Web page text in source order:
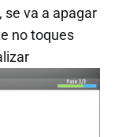
se va a apagar
no toques